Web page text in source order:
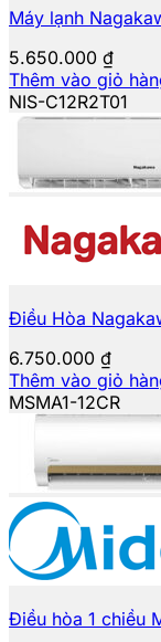
Máy lạnh
5.650.000 ₫
Thêm vào giỏ
NIS-C12R2T01
Điều Hòa
6.750.000 ₫
Thêm vào giỏ
MSMA1-12CR
Điều hòa 1 chiều